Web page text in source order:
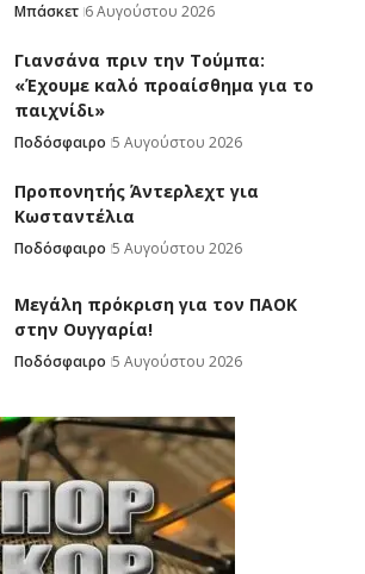
Μπάσκετ 6 Αυγούστου 2026
Γιανσάνα πριν την Τούμπα:
«Έχουμε καλό προαίσθημα για το
παιχνίδι»
Ποδόσφαιρο 5 Αυγούστου 2026
Προπονητής Άντερλεχτ για
Κωσταντέλια
Ποδόσφαιρο 5 Αυγούστου 2026
Μεγάλη πρόκριση για τον ΠΑΟΚ
στην Ουγγαρία!
Ποδόσφαιρο 5 Αυγούστου 2026